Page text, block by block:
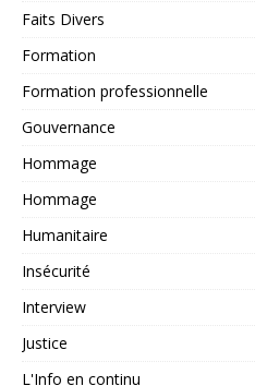
Faits Divers
Formation
Formation professionnelle
Gouvernance
Hommage
Hommage
Humanitaire
Insécurité
Interview
Justice
L'Info en continu